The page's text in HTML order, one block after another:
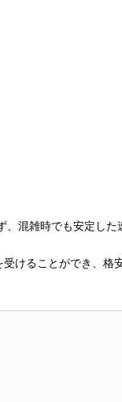
混雑時でも安定した
けることができ、格